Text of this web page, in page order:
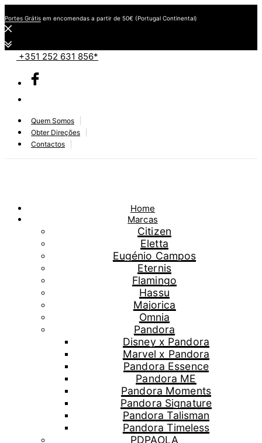
Portes Grátis em encomendas a partir de 50€ (Portugal Continental)
+351 252 631 856*
Quem Somos
Obter Direções
Contactos
Home
Marcas
Citizen
Eletta
Eugénio Campos
Eternis
Flamingo
Hassu
Majorica
Omnia
Pandora
Disney x Pandora
Marvel x Pandora
Pandora Essence
Pandora ME
Pandora Moments
Pandora Signature
Pandora Talisman
Pandora Timeless
PDPAOLA